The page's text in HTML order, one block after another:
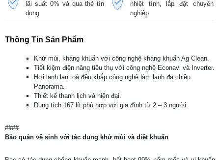
lãi suất 0% và qua thẻ tín
dụng
nhiệt tình, lắp đặt chuyên
nghiệp
Thông Tin Sản Phẩm
Khử mùi, kháng khuẩn với công nghệ kháng khuẩn Ag Clean.
Tiết kiệm điện năng tiêu thụ với công nghệ Econavi và Inverter.
Hơi lạnh lan toả đều khắp công nghệ làm lạnh đa chiều
Panorama.
Thiết kế thanh lịch và hiện đại.
Dung tích 167 lít phù hợp với gia đình từ 2 – 3 người.
####
Bảo quản vệ sinh với tác dụng khử mùi và diệt khuẩn